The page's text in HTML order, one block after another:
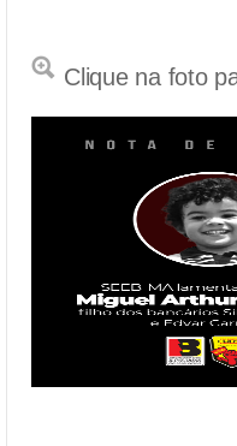
Clique na foto